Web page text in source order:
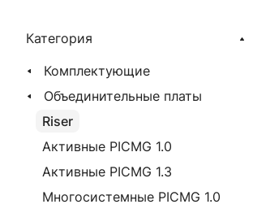
Категория
Комплектующие
Объединительные платы
Riser
Активные PICMG 1.0
Активные PICMG 1.3
Многосистемные PICMG 1.0